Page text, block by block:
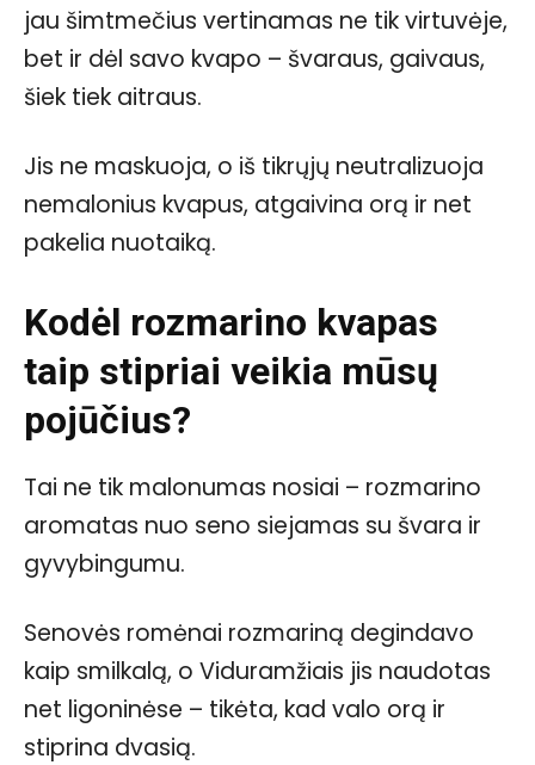
jau šimtmečius vertinamas ne tik virtuvėje,
bet ir dėl savo kvapo – švaraus, gaivaus,
šiek tiek aitraus.
Jis ne maskuoja, o iš tikrųjų neutralizuoja
nemalonius kvapus, atgaivina orą ir net
pakelia nuotaiką.
Kodėl rozmarino kvapas
taip stipriai veikia mūsų
pojūčius?
Tai ne tik malonumas nosiai – rozmarino
aromatas nuo seno siejamas su švara ir
gyvybingumu.
Senovės romėnai rozmariną degindavo
kaip smilkalą, o Viduramžiais jis naudotas
net ligoninėse – tikėta, kad valo orą ir
stiprina dvasią.